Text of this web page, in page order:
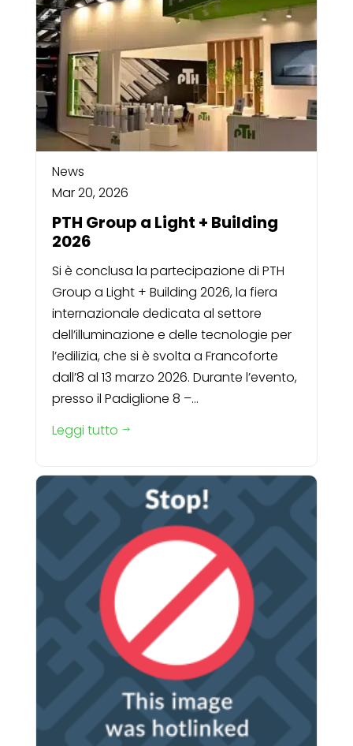
News
Mar 20, 2026
PTH Group a Light + Building
2026
Si è conclusa la partecipazione di PTH
Group a Light + Building 2026, la fiera
internazionale dedicata al settore
dell’illuminazione e delle tecnologie per
l’edilizia, che si è svolta a Francoforte
dall’8 al 13 marzo 2026. Durante l’evento,
presso il Padiglione 8 –...
Leggi tutto $